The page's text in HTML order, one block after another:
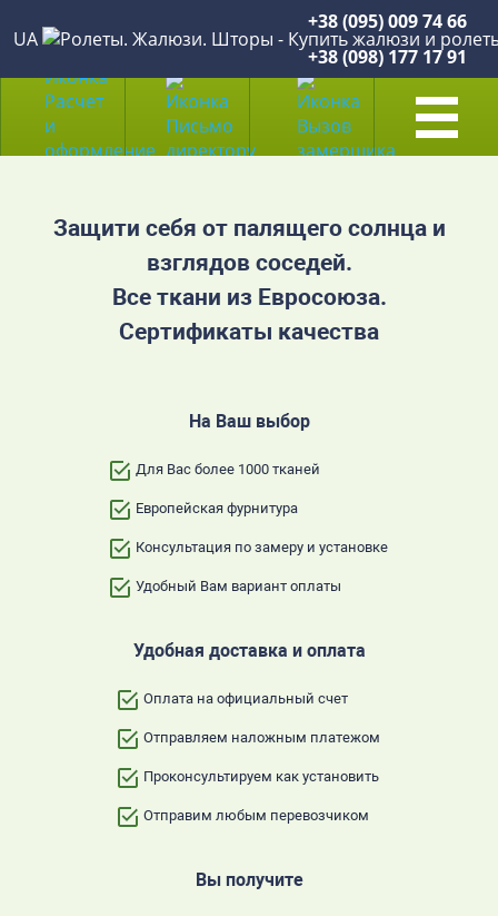
UA
+38 (095) 009 74 66
+38 (098) 177 17 91
Защити себя от палящего солнца и
взглядов соседей.
Все ткани из Евросоюза.
Сертификаты качества
На Ваш выбор
Для Вас более 1000 тканей
Европейская фурнитура
Консультация по замеру и установке
Удобный Вам вариант оплаты
Удобная доставка и оплата
Оплата на официальный счет
Отправляем наложным платежом
Проконсультируем как установить
Отправим любым перевозчиком
Вы получите